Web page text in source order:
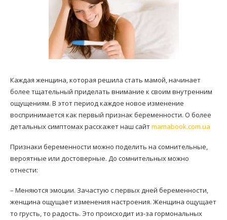
Каждая женщина, которая решила стать мамой, начинает
более тщательный приделать внимание к своим внутренним
ощущениям. В этот период каждое новое изменение
воспринимается как первый признак беременности. О более
детальных симптомах расскажет наш сайтmamabook.com.ua
Признаки беременности можно поделить на сомнительные,
вероятные или достоверные. До сомнительных можно
отнести:
– Меняются эмоции. Зачастую с первых дней беременности,
женщина ощущает изменения настроения. Женщина ощущает
то грусть, то радость. Это происходит из-за гормональных